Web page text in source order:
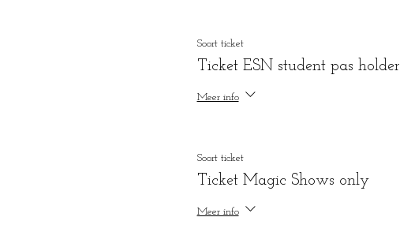
Soort ticket
Ticket ESN student pas holder
Meer info
Soort ticket
Ticket Magic Shows only
Meer info